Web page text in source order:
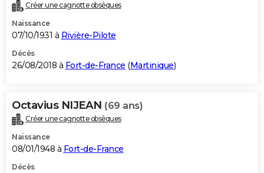
Créer une cagnotte obsèques
Naissance
07/10/1931 à Rivière-Pilote
Décès
26/08/2018 à Fort-de-France (Martinique)
Octavius NIJEAN (69 ans)
Créer une cagnotte obsèques
Naissance
08/01/1948 à Fort-de-France
Décès